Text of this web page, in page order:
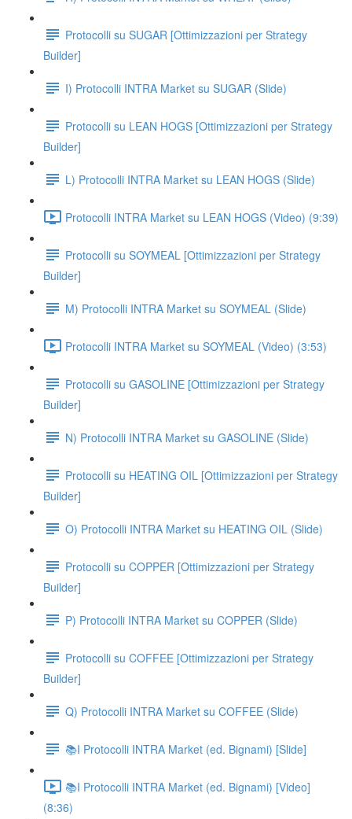
Protocolli su SUGAR [Ottimizzazioni per Strategy
Builder]
I) Protocolli INTRA Market su SUGAR (Slide)
Protocolli su LEAN HOGS [Ottimizzazioni per Strategy
Builder]
L) Protocolli INTRA Market su LEAN HOGS (Slide)
Protocolli INTRA Market su LEAN HOGS (Video) (9:39)
Protocolli su SOYMEAL [Ottimizzazioni per Strategy
Builder]
M) Protocolli INTRA Market su SOYMEAL (Slide)
Protocolli INTRA Market su SOYMEAL (Video) (3:53)
Protocolli su GASOLINE [Ottimizzazioni per Strategy
Builder]
N) Protocolli INTRA Market su GASOLINE (Slide)
Protocolli su HEATING OIL [Ottimizzazioni per Strategy
Builder]
O) Protocolli INTRA Market su HEATING OIL (Slide)
Protocolli su COPPER [Ottimizzazioni per Strategy
Builder]
P) Protocolli INTRA Market su COPPER (Slide)
Protocolli su COFFEE [Ottimizzazioni per Strategy
Builder]
Q) Protocolli INTRA Market su COFFEE (Slide)
📚I Protocolli INTRA Market (ed. Bignami) [Slide]
📚I Protocolli INTRA Market (ed. Bignami) [Video]
(8:36)